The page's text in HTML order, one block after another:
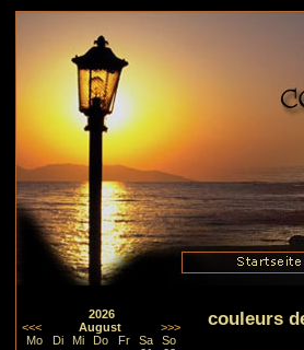
2026
<<<
August
>>>
Mo
Di Mi Do Fr Sa
So
couleurs